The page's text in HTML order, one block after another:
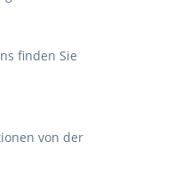
finden Sie
von der